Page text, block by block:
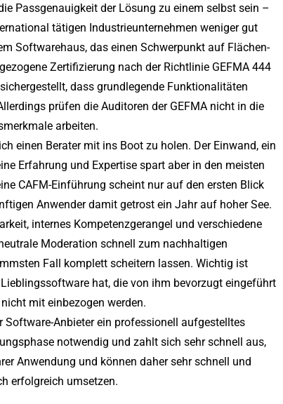
Passgenauigkeit der Lösung zu einem selbst sein –
tätigen Industrieunternehmen weniger gut
Softwarehaus, das einen Schwerpunkt auf Flächen-
Zertifizierung nach der Richtlinie GEFMA 444
dass grundlegende Funktionalitäten
prüfen die Auditoren der GEFMA nicht in die
arbeiten.
einen Berater mit ins Boot zu holen. Der Einwand, ein
Erfahrung und Expertise spart aber in den meisten
CAFM-Einführung scheint nur auf den ersten Blick
Anwender damit getrost ein Jahr auf hoher See.
internes Kompetenzgerangel und verschiedene
Moderation schnell zum nachhaltigen
Fall komplett scheitern lassen. Wichtig ist
hat, die von ihm bevorzugt eingeführt
mit einbezogen werden.
Software-Anbieter ein professionell aufgestelltes
notwendig und zahlt sich sehr schnell aus,
Anwendung und können daher sehr schnell und
erfolgreich umsetzen.